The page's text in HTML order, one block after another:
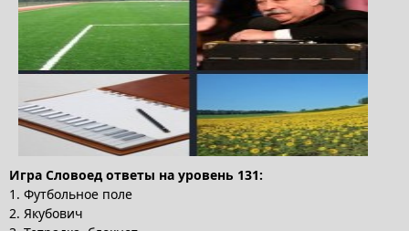
Игра Словоед ответы на уровень 131:
1. Футбольное поле
2. Якубович